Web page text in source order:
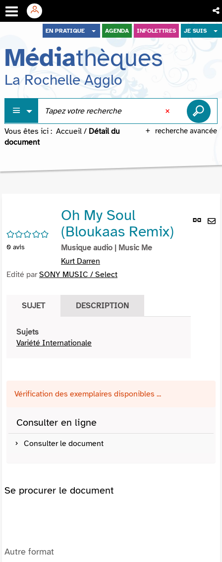
menu
contenu
recherche
EN PRATIQUE AGENDA INFOLETTRES JE SUIS
Médiathèques
La Rochelle Agglo
recherche avancée
Vous êtes ici : Accueil / Détail du
document
Lien
/5
0 avis
Oh My Soul
(Bloukaas Remix)
Musique audio | Music Me
Kurt Darren
Edité parSONY MUSIC / Select
SUJET DESCRIPTION
Sujets
Variété Internationale
Vérification des exemplaires disponibles ...
Consulter en ligne
Consulter le document
Se procurer le document
Autre format